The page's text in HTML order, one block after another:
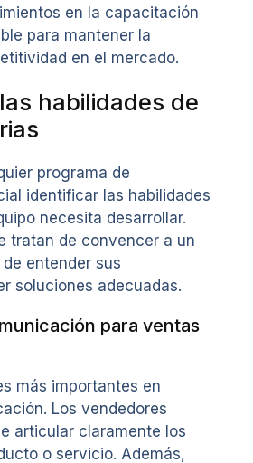
en la capacitación
para mantener la
en el mercado.
habilidades de
programa de
identificar las habilidades
necesita desarrollar.
tratan de convencer a un
entender sus
soluciones adecuadas.
para ventas
más importantes en
Los vendedores
articular claramente los
o servicio. Además,